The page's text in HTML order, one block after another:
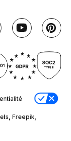
Freepik,